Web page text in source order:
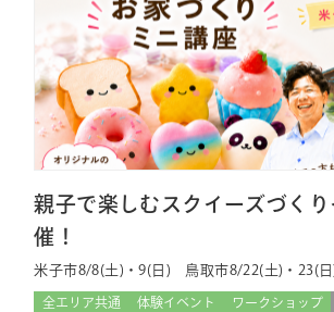
親子で楽しむスクイーズづくり
催！
米子市8/8(土)・9(日) 鳥取市8/22(土)・23(日
全エリア共通 体験イベント ワークショップ